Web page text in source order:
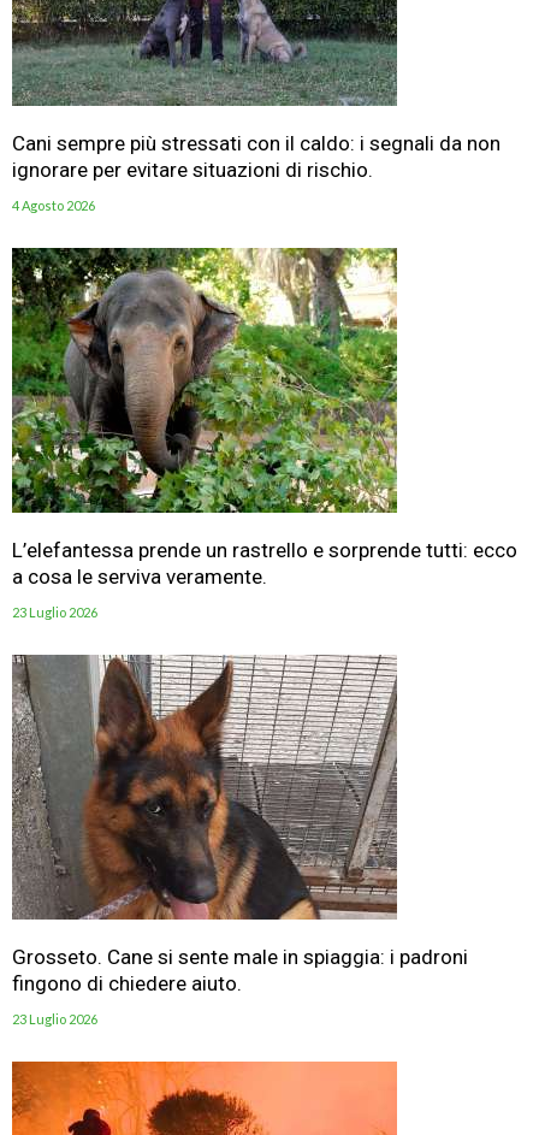
Cani sempre più stressati con il caldo: i segnali da non
ignorare per evitare situazioni di rischio.
4 Agosto 2026
L’elefantessa prende un rastrello e sorprende tutti: ecco
a cosa le serviva veramente.
23 Luglio 2026
Grosseto. Cane si sente male in spiaggia: i padroni
fingono di chiedere aiuto.
23 Luglio 2026